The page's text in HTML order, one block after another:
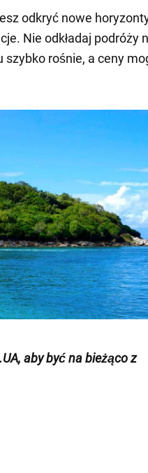
odkryć nowe
Nie odkładaj podróży
rośnie, a ceny
, aby być na bieżąco z